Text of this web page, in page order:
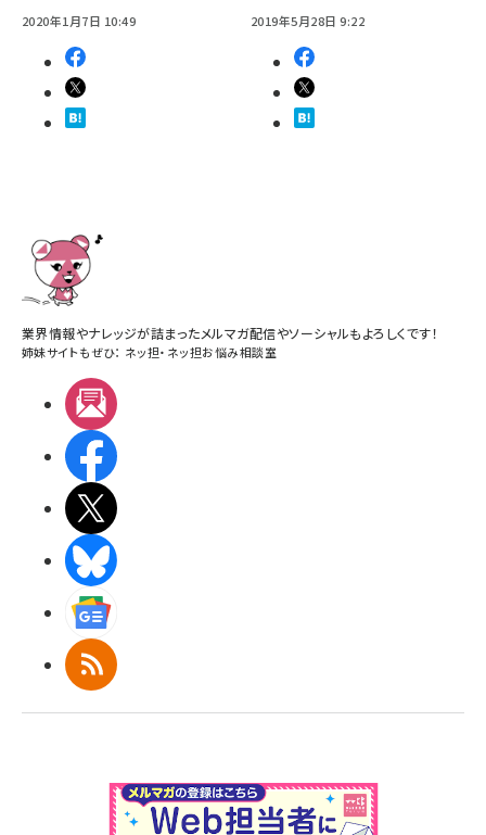
2020年1月7日 10:49 2019年5月28日 9:22
業界情報やナレッジが詰まったメルマガ配信やソーシャルもよろしくです！
姉妹サイトもぜひ： ネッ担・ ネッ担お悩み相談室
RSS